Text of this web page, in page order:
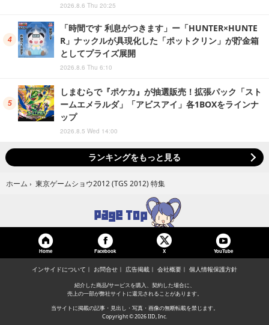
2026.8.6 Thu 20:25
「時間です 利息がつきます」ー「HUNTER×HUNTE
R」ナックルが具現化した「ポットクリン」が貯金箱
としてプライズ展開
2026.8.6 Thu 6:10
しまむらで『ポケカ』が抽選販売！拡張パック「スト
ームエメラルダ」「アビスアイ」各1BOXをラインナ
ップ
2026.8.5 Wed 14:00
ランキングをもっと見る
ホーム › 東京ゲームショウ2012 (TGS 2012) 特集
Home Facebook X YouTube
インサイドについて お問合せ 広告掲載 会社概要 個人情報保護方針
紹介した商品/サービスを購入、契約した場合に、
売上の一部が弊社サイトに還元されることがあります。
当サイトに掲載の記事・見出し・写真・画像の無断転載を禁じます。
Copyright © 2026 IID, Inc.